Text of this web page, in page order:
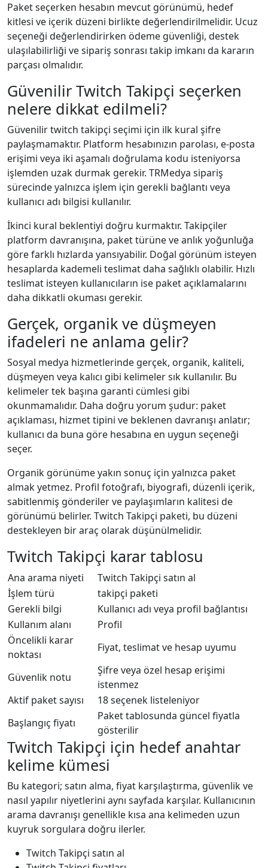
Paket seçerken hesabın mevcut görünümü, hedef
kitlesi ve içerik düzeni birlikte değerlendirilmelidir. Ucuz
seçeneği değerlendirirken ödeme güvenliği, destek
ulaşılabilirliği ve sipariş sonrası takip imkanı da kararın
parçası olmalıdır.
Güvenilir Twitch Takipçi seçerken
nelere dikkat edilmeli?
Güvenilir twitch takipçi seçimi için ilk kural şifre
paylaşmamaktır. Platform hesabınızın parolası, e-posta
erişimi veya iki aşamalı doğrulama kodu isteniyorsa
işlemden uzak durmak gerekir. TRMedya sipariş
sürecinde yalnızca işlem için gerekli bağlantı veya
kullanıcı adı bilgisi kullanılır.
İkinci kural beklentiyi doğru kurmaktır. Takipçiler
platform davranışına, paket türüne ve anlık yoğunluğa
göre farklı hızlarda yansıyabilir. Doğal görünüm isteyen
hesaplarda kademeli teslimat daha sağlıklı olabilir. Hızlı
teslimat isteyen kullanıcıların ise paket açıklamalarını
daha dikkatli okuması gerekir.
Gerçek, organik ve düşmeyen
ifadeleri ne anlama gelir?
Sosyal medya hizmetlerinde gerçek, organik, kaliteli,
düşmeyen veya kalıcı gibi kelimeler sık kullanılır. Bu
kelimeler tek başına garanti cümlesi gibi
okunmamalıdır. Daha doğru yorum şudur: paket
açıklaması, hizmet tipini ve beklenen davranışı anlatır;
kullanıcı da buna göre hesabına en uygun seçeneği
seçer.
Organik görünüme yakın sonuç için yalnızca paket
almak yetmez. Profil fotoğrafı, biyografi, düzenli içerik,
sabitlenmiş gönderiler ve paylaşımların kalitesi de
görünümü belirler. Twitch Takipçi paketi, bu düzeni
destekleyen bir araç olarak düşünülmelidir.
Twitch Takipçi karar tablosu
Ana arama niyeti
Twitch Takipçi satın al
İşlem türü
takipçi paketi
Gerekli bilgi
Kullanıcı adı veya profil bağlantısı
Kullanım alanı
Profil
Öncelikli karar
noktası
Fiyat, teslimat ve hesap uyumu
Güvenlik notu
Şifre veya özel hesap erişimi
istenmez
Aktif paket sayısı
18 seçenek listeleniyor
Başlangıç fiyatı
Paket tablosunda güncel fiyatla
gösterilir
Twitch Takipçi için hedef anahtar
kelime kümesi
Bu kategori; satın alma, fiyat karşılaştırma, güvenlik ve
nasıl yapılır niyetlerini aynı sayfada karşılar. Kullanıcının
arama davranışı genellikle kısa ana kelimeden uzun
kuyruk sorgulara doğru ilerler.
Twitch Takipçi satın al